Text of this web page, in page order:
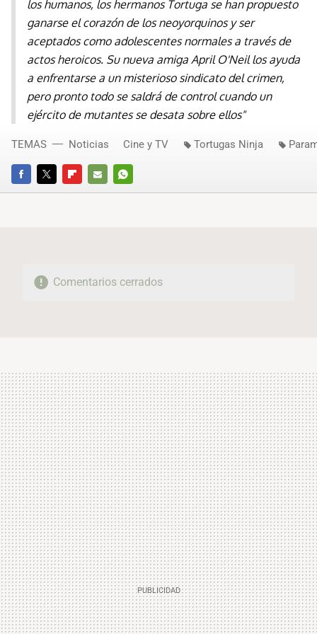
los humanos, los hermanos Tortuga se han propuesto
ganarse el corazón de los neoyorquinos y ser
aceptados como adolescentes normales a través de
actos heroicos. Su nueva amiga April O'Neil los ayuda
a enfrentarse a un misterioso sindicato del crimen,
pero pronto todo se saldrá de control cuando un
ejército de mutantes se desata sobre ellos"
FACEBOOKTWITTERFLIPBOARD
E-
WHATSAPP
TEMAS Noticias Cine y TV Tortugas Ninja
Comentarios cerrados